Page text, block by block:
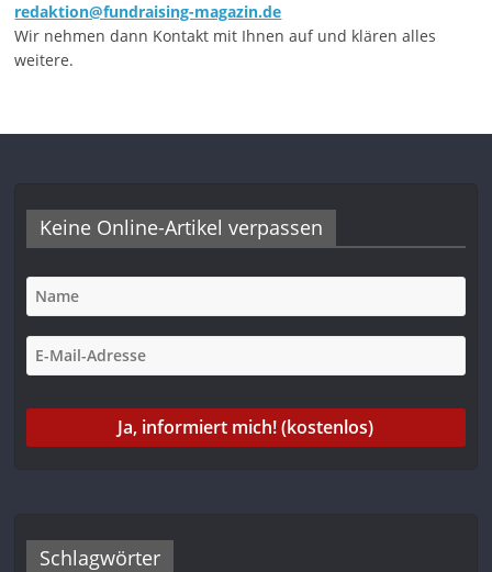
redaktion@fundraising-magazin.de
Wir nehmen dann Kontakt mit Ihnen auf und klären alles
weitere.
Keine Online-Artikel verpassen
Schlagwörter